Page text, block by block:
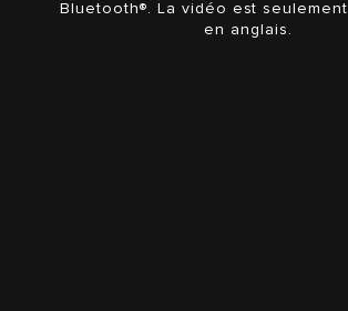
Bluetooth®. La vidéo est
en anglais.